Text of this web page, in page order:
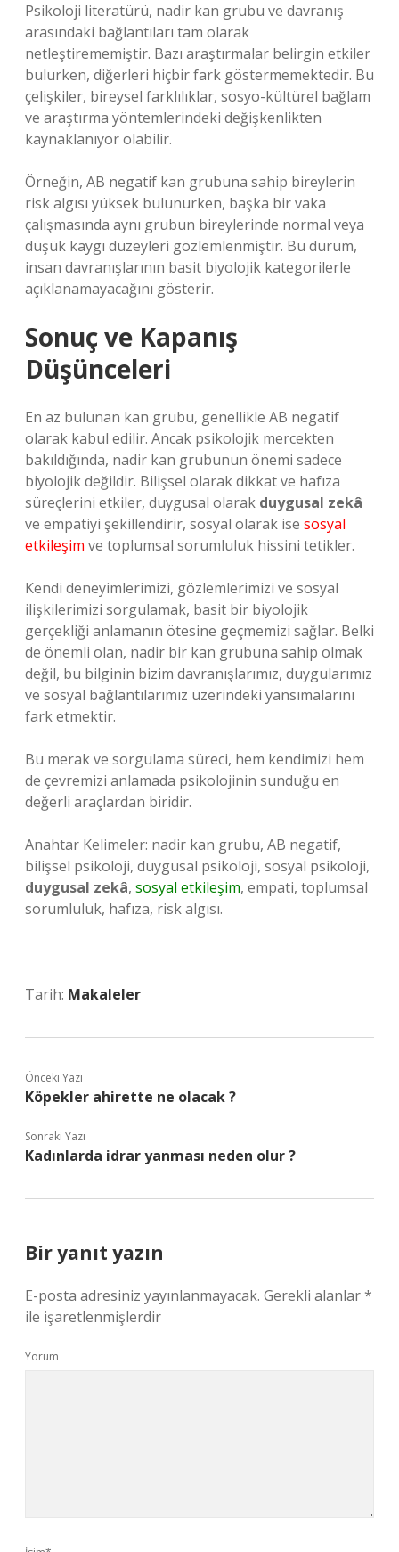
Psikoloji literatürü, nadir kan grubu ve davranış
arasındaki bağlantıları tam olarak
netleştirememiştir. Bazı araştırmalar belirgin etkiler
bulurken, diğerleri hiçbir fark göstermemektedir. Bu
çelişkiler, bireysel farklılıklar, sosyo-kültürel bağlam
ve araştırma yöntemlerindeki değişkenlikten
kaynaklanıyor olabilir.
Örneğin, AB negatif kan grubuna sahip bireylerin
risk algısı yüksek bulunurken, başka bir vaka
çalışmasında aynı grubun bireylerinde normal veya
düşük kaygı düzeyleri gözlemlenmiştir. Bu durum,
insan davranışlarının basit biyolojik kategorilerle
açıklanamayacağını gösterir.
Sonuç ve Kapanış
Düşünceleri
En az bulunan kan grubu, genellikle AB negatif
olarak kabul edilir. Ancak psikolojik mercekten
bakıldığında, nadir kan grubunun önemi sadece
biyolojik değildir. Bilişsel olarak dikkat ve hafıza
süreçlerini etkiler, duygusal olarak duygusal zekâ
ve empatiyi şekillendirir, sosyal olarak ise sosyal
etkileşim ve toplumsal sorumluluk hissini tetikler.
Kendi deneyimlerimizi, gözlemlerimizi ve sosyal
ilişkilerimizi sorgulamak, basit bir biyolojik
gerçekliği anlamanın ötesine geçmemizi sağlar. Belki
de önemli olan, nadir bir kan grubuna sahip olmak
değil, bu bilginin bizim davranışlarımız, duygularımız
ve sosyal bağlantılarımız üzerindeki yansımalarını
fark etmektir.
Bu merak ve sorgulama süreci, hem kendimizi hem
de çevremizi anlamada psikolojinin sunduğu en
değerli araçlardan biridir.
Anahtar Kelimeler: nadir kan grubu, AB negatif,
bilişsel psikoloji, duygusal psikoloji, sosyal psikoloji,
duygusal zekâ, sosyal etkileşim, empati, toplumsal
sorumluluk, hafıza, risk algısı.
Tarih: Makaleler
Önceki Yazı
Köpekler ahirette ne olacak ?
Sonraki Yazı
Kadınlarda idrar yanması neden olur ?
Bir yanıt yazın
E-posta adresiniz yayınlanmayacak. Gerekli alanlar*
ile işaretlenmişlerdir
Yorum